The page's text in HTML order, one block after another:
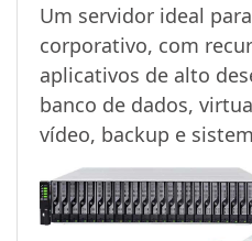
Um servidor ideal
corporativo, com
aplicativos de alto
banco de dados,
vídeo, backup e